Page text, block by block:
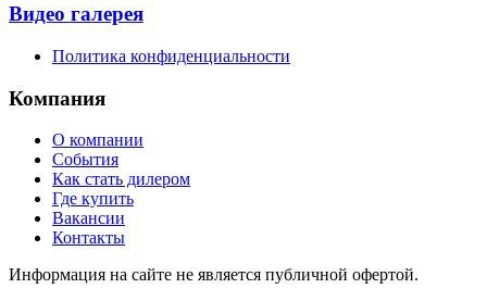
Видео галерея
Политика конфиденциальности
Компания
О компании
События
Как стать дилером
Где купить
Вакансии
Контакты
Информация на сайте не является публичной офертой.